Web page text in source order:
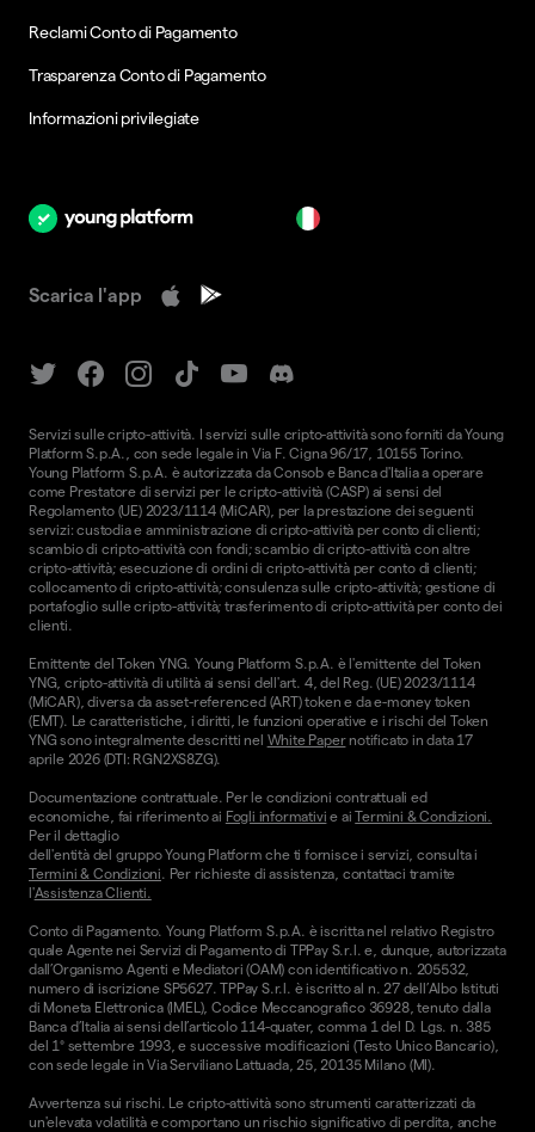
Reclami Conto di Pagamento
Trasparenza Conto di Pagamento
Informazioni privilegiate
Scarica l'app
Servizi sulle cripto-attività. I servizi sulle cripto-attività sono forniti da Young
Platform S.p.A., con sede legale in Via F. Cigna 96/17, 10155 Torino.
Young Platform S.p.A. è autorizzata da Consob e Banca d'Italia a operare
come Prestatore di servizi per le cripto-attività (CASP) ai sensi del
Regolamento (UE) 2023/1114 (MiCAR), per la prestazione dei seguenti
servizi: custodia e amministrazione di cripto-attività per conto di clienti;
scambio di cripto-attività con fondi; scambio di cripto-attività con altre
cripto-attività; esecuzione di ordini di cripto-attività per conto di clienti;
collocamento di cripto-attività; consulenza sulle cripto-attività; gestione di
portafoglio sulle cripto-attività; trasferimento di cripto-attività per conto dei
clienti.
Emittente del Token YNG. Young Platform S.p.A. è l'emittente del Token
YNG, cripto-attività di utilità ai sensi dell'art. 4, del Reg. (UE) 2023/1114
(MiCAR), diversa da asset-referenced (ART) token e da e-money token
(EMT). Le caratteristiche, i diritti, le funzioni operative e i rischi del Token
YNG sono integralmente descritti nel White Papernotificato in data 17
aprile 2026 (DTI: RGN2XS8ZG).
Documentazione contrattuale. Per le condizioni contrattuali ed
economiche, fai riferimento ai Fogli informativi e aiTermini & Condizioni.
Per il dettaglio
dell'entità del gruppo Young Platform che ti fornisce i servizi, consulta i
Termini & Condizioni . Per richieste di assistenza, contattaci tramite
l'Assistenza Clienti.
Conto di Pagamento. Young Platform S.p.A. è iscritta nel relativo Registro
quale Agente nei Servizi di Pagamento di TPPay S.r.l. e, dunque, autorizzata
dall’Organismo Agenti e Mediatori (OAM) con identificativo n. 205532,
numero di iscrizione SP5627. TPPay S.r.l. è iscritto al n. 27 dell’Albo Istituti
di Moneta Elettronica (IMEL), Codice Meccanografico 36928, tenuto dalla
Banca d’Italia ai sensi dell’articolo 114-quater, comma 1 del D. Lgs. n. 385
del 1° settembre 1993, e successive modificazioni (Testo Unico Bancario),
con sede legale in Via Serviliano Lattuada, 25, 20135 Milano (MI).
Avvertenza sui rischi. Le cripto-attività sono strumenti caratterizzati da
un'elevata volatilità e comportano un rischio significativo di perdita, anche